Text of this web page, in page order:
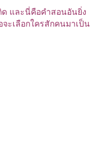
ด และนี่คือคำสอนอันยิ่ง
ะเลือกใครสักคนมาเป็น